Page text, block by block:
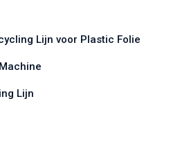
Lijn voor Plastic Folie
Lijn